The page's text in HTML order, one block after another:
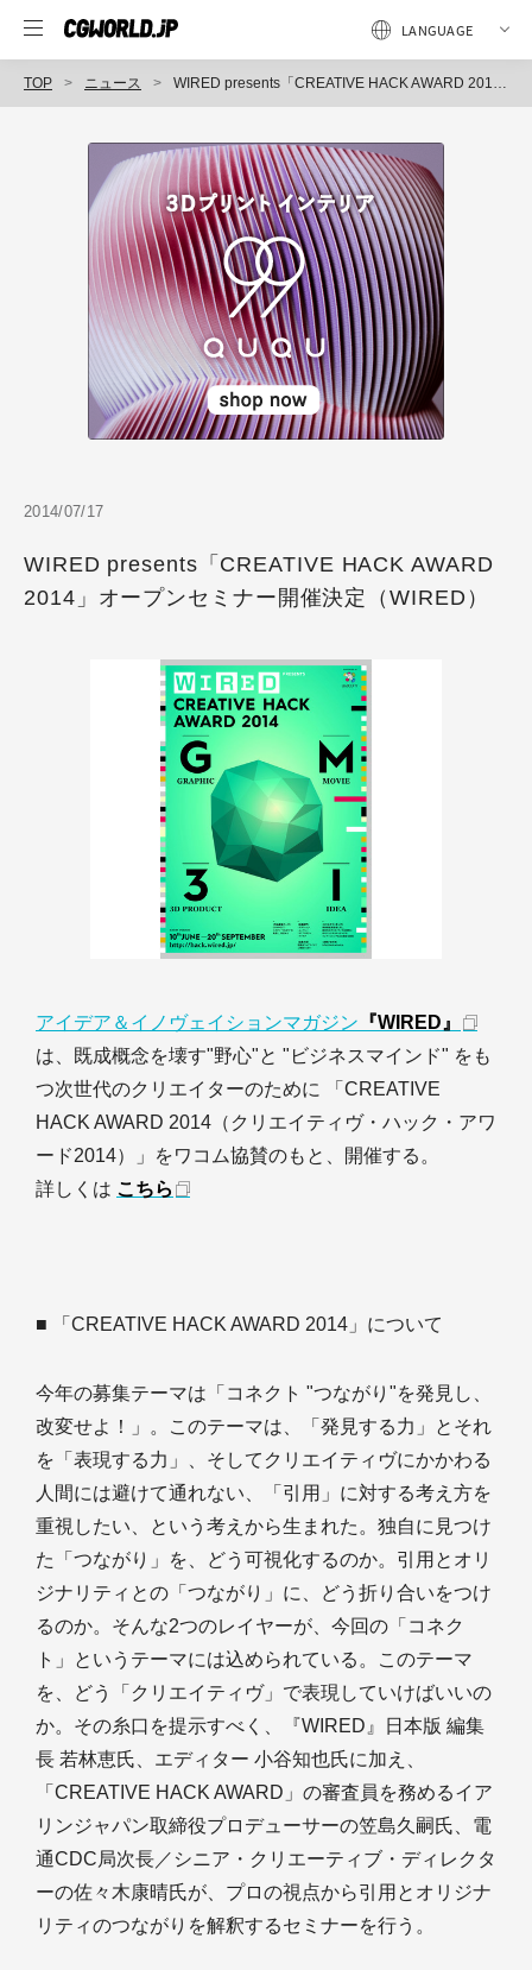
TOP ニュース WIRED presents「CREATIVE HACK AWARD 2014」オープンセミナー開催決定（WIRED）
2014/07/17
WIRED presents「CREATIVE HACK AWARD
2014」オープンセミナー開催決定（WIRED）
アイデア＆イノヴェイションマガジン 『WIRED』
は、既成概念を壊す"野心"と "ビジネスマインド" をも
つ次世代のクリエイターのために 「CREATIVE
HACK AWARD 2014（クリエイティヴ・ハック・アワ
ード2014）」をワコム協賛のもと、開催する。
詳しくは こちら
■ 「CREATIVE HACK AWARD 2014」について
今年の募集テーマは「コネクト "つながり"を発見し、
改変せよ！」。このテーマは、「発見する力」とそれ
を「表現する力」、そしてクリエイティヴにかかわる
人間には避けて通れない、「引用」に対する考え方を
重視したい、という考えから生まれた。独自に見つけ
た「つながり」を、どう可視化するのか。引用とオリ
ジナリティとの「つながり」に、どう折り合いをつけ
るのか。そんな2つのレイヤーが、今回の「コネク
ト」というテーマには込められている。このテーマ
を、どう「クリエイティヴ」で表現していけばいいの
か。その糸口を提示すべく、『WIRED』日本版 編集
長 若林恵氏、エディター 小谷知也氏に加え、
「CREATIVE HACK AWARD」の審査員を務めるイア
リンジャパン取締役プロデューサーの笠島久嗣氏、電
通CDC局次長／シニア・クリエーティブ・ディレクタ
ーの佐々木康晴氏が、プロの視点から引用とオリジナ
リティのつながりを解釈するセミナーを行う。